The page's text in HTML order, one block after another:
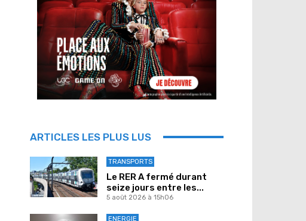
ARTICLES LES PLUS LUS
TRANSPORTS
Le RER A fermé durant
seize jours entre les...
5 août 2026 à 15h06
ENERGIE